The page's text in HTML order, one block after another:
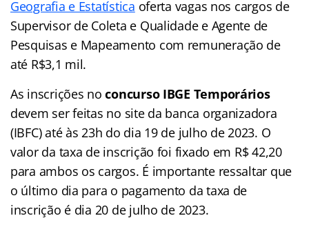
Geografia e Estatística oferta vagas nos cargos de
Supervisor de Coleta e Qualidade e Agente de
Pesquisas e Mapeamento com remuneração de
até R$3,1 mil.
As inscrições noconcurso IBGE Temporários
devem ser feitas no site da banca organizadora
(IBFC) até às 23h do dia 19 de julho de 2023. O
valor da taxa de inscrição foi fixado em R$ 42,20
para ambos os cargos. É importante ressaltar que
o último dia para o pagamento da taxa de
inscrição é dia 20 de julho de 2023.